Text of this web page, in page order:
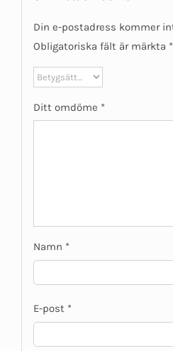
Din e-postadress kommer
Obligatoriska fält är märkta *
Ditt omdöme *
Namn *
E-post *